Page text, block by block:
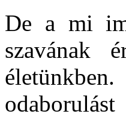
De a mi
szavának